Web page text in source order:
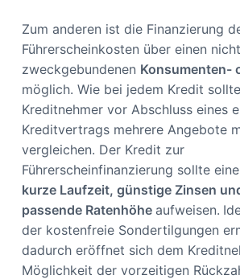
Zum anderen ist die Finanzierung
Führerscheinkosten über einen nicht
zweckgebundenen Konsumenten-
möglich. Wie bei jedem Kredit
Kreditnehmer vor Abschluss eines
Kreditvertrags mehrere Angebote
vergleichen. Der Kredit zur
Führerscheinfinanzierung sollte eine
kurze Laufzeit, günstige Zinsen
passende Ratenhöhe aufweisen.
der kostenfreie Sondertilgungen
dadurch eröffnet sich dem
Möglichkeit der vorzeitigen